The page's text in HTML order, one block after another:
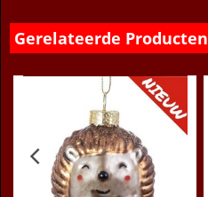
Gerelateerde Producten